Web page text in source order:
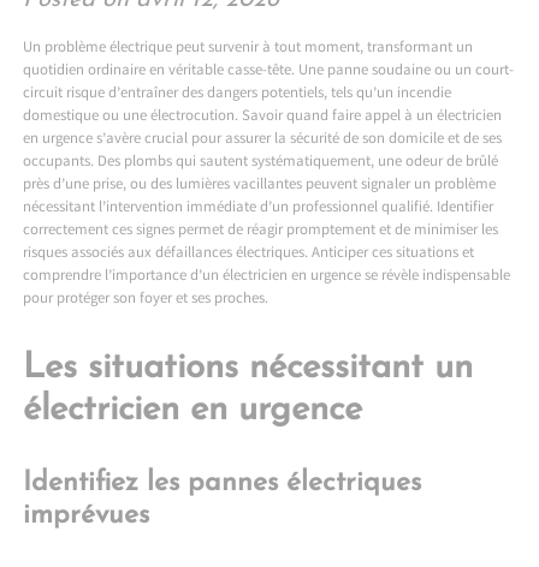
Un problème électrique peut survenir à tout moment, transformant un
quotidien ordinaire en véritable casse-tête. Une panne soudaine ou un court-
circuit risque d’entraîner des dangers potentiels, tels qu’un incendie
domestique ou une électrocution. Savoir quand faire appel à un électricien
en urgence s’avère crucial pour assurer la sécurité de son domicile et de ses
occupants. Des plombs qui sautent systématiquement, une odeur de brûlé
près d’une prise, ou des lumières vacillantes peuvent signaler un problème
nécessitant l’intervention immédiate d’un professionnel qualifié. Identifier
correctement ces signes permet de réagir promptement et de minimiser les
risques associés aux défaillances électriques. Anticiper ces situations et
comprendre l’importance d’un électricien en urgence se révèle indispensable
pour protéger son foyer et ses proches.
Les situations nécessitant un
électricien en urgence
Identifiez les pannes électriques
imprévues